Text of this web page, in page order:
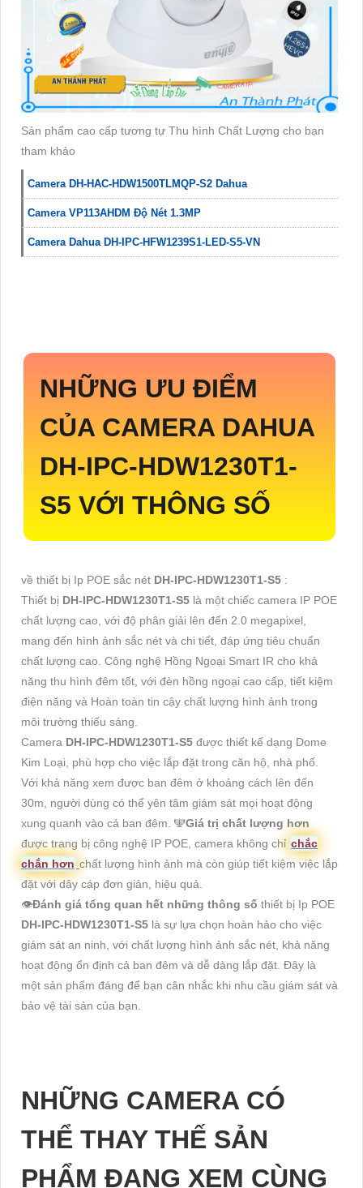
Sản phẩm cao cấp tương tự Thu hình Chất Lượng cho bạn
tham khảo
Camera DH-HAC-HDW1500TLMQP-S2 Dahua
Camera VP113AHDM Độ Nét 1.3MP
Camera Dahua DH-IPC-HFW1239S1-LED-S5-VN
NHỮNG ƯU ĐIỂM
CỦA CAMERA DAHUA
DH-IPC-HDW1230T1-
S5 VỚI THÔNG SỐ
về thiết bị Ip POE sắc nét DH-IPC-HDW1230T1-S5 :
Thiết bị DH-IPC-HDW1230T1-S5 là một chiếc camera IP POE
chất lượng cao, với độ phân giải lên đến 2.0 megapixel,
mang đến hình ảnh sắc nét và chi tiết, đáp ứng tiêu chuẩn
chất lượng cao. Công nghệ Hồng Ngoại Smart IR cho khả
năng thu hình đêm tốt, với đèn hồng ngoại cao cấp, tiết kiệm
điện năng và Hoàn toàn tin cậy chất lượng hình ảnh trong
môi trường thiếu sáng.
Camera DH-IPC-HDW1230T1-S5 được thiết kế dạng Dome
Kim Loại, phù hợp cho việc lắp đặt trong căn hộ, nhà phố.
Với khả năng xem được ban đêm ở khoảng cách lên đến
30m, người dùng có thể yên tâm giám sát mọi hoạt động
xung quanh vào cả ban đêm. ️🕎Giá trị chất lượng hơn
được trang bị công nghệ IP POE, camera không chỉ chắc
chắn hơn chất lượng hình ảnh mà còn giúp tiết kiệm việc lắp
đặt với dây cáp đơn giản, hiệu quả.
👁Đánh giá tổng quan hết những thông số thiết bị Ip POE
DH-IPC-HDW1230T1-S5 là sự lựa chọn hoàn hảo cho việc
giám sát an ninh, với chất lượng hình ảnh sắc nét, khả năng
hoạt động ổn định cả ban đêm và dễ dàng lắp đặt. Đây là
một sản phẩm đáng để bạn cân nhắc khi nhu cầu giám sát và
bảo vệ tài sản của bạn.
NHỮNG CAMERA CÓ
THỂ THAY THẾ SẢN
PHẨM ĐANG XEM CÙNG